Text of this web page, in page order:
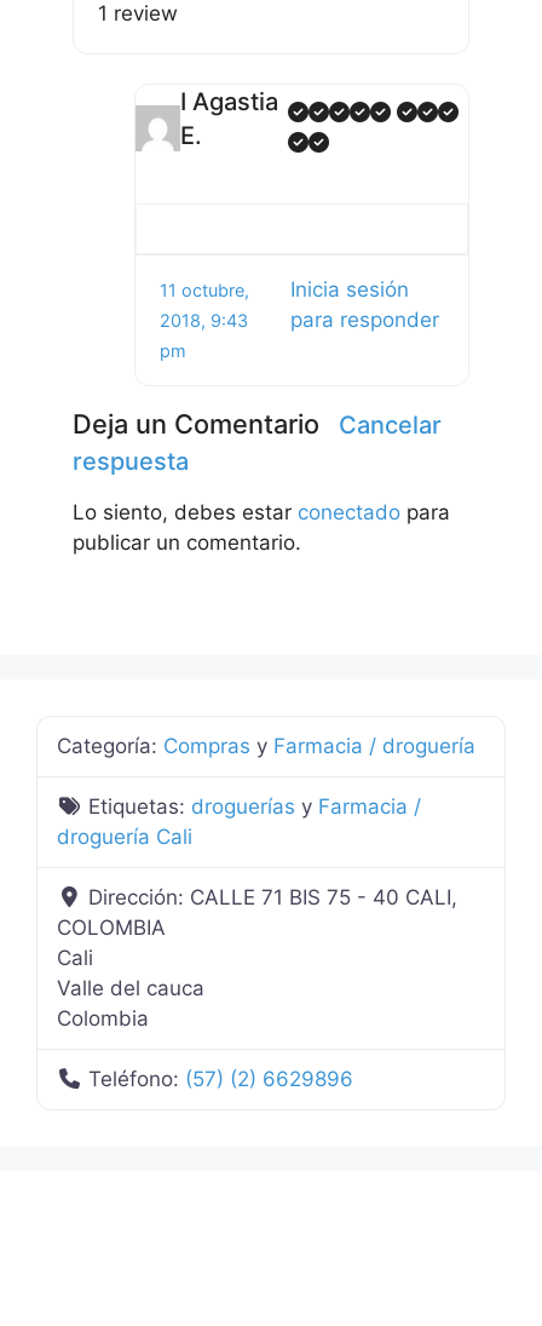
1 review
I Agastia
E.
11 octubre,
2018, 9:43
pm
Inicia sesión
para responder
Deja un Comentario
Cancelar
respuesta
Lo siento, debes estar conectado para
publicar un comentario.
Categoría: Compras y Farmacia / droguería
Etiquetas: droguerías y Farmacia /
droguería Cali
Dirección: CALLE 71 BIS 75 - 40 CALI,
COLOMBIA
Cali
Valle del cauca
Colombia
Teléfono: (57) (2) 6629896